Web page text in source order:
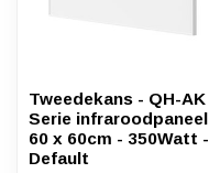
Tweedekans - QH-AK
Serie infraroodpaneel
60 x 60cm - 350Watt -
Default